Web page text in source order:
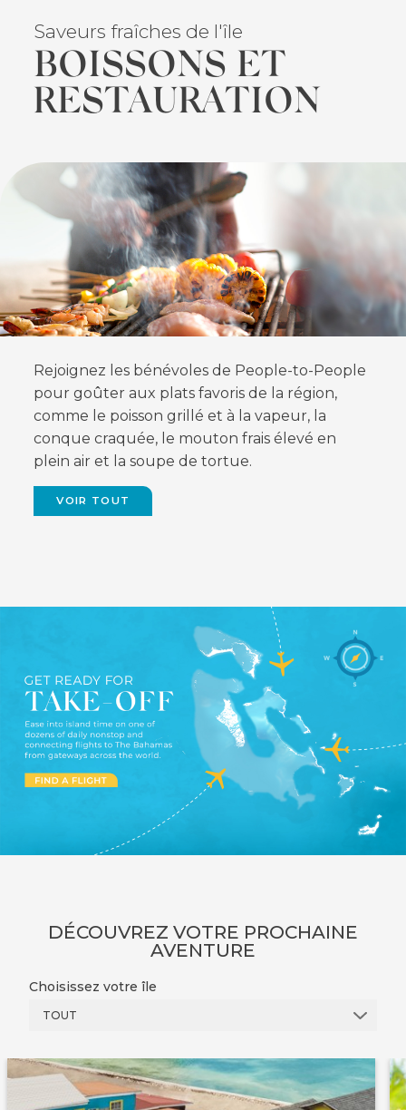
Saveurs fraîches de l'île
BOISSONS ET
RESTAURATION
FEATURED
Rejoignez les bénévoles de People-to-People
pour goûter aux plats favoris de la région,
comme le poisson grillé et à la vapeur, la
conque craquée, le mouton frais élevé en
plein air et la soupe de tortue.
VOIR TOUT
DÉCOUVREZ VOTRE PROCHAINE
AVENTURE
Choisissez votre île
TOUT